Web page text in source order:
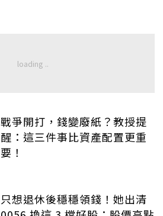
戰爭開打，錢變廢紙？教授提
醒：這三件事比資產配置更重
要！
只想退休後穩穩領錢！她出清